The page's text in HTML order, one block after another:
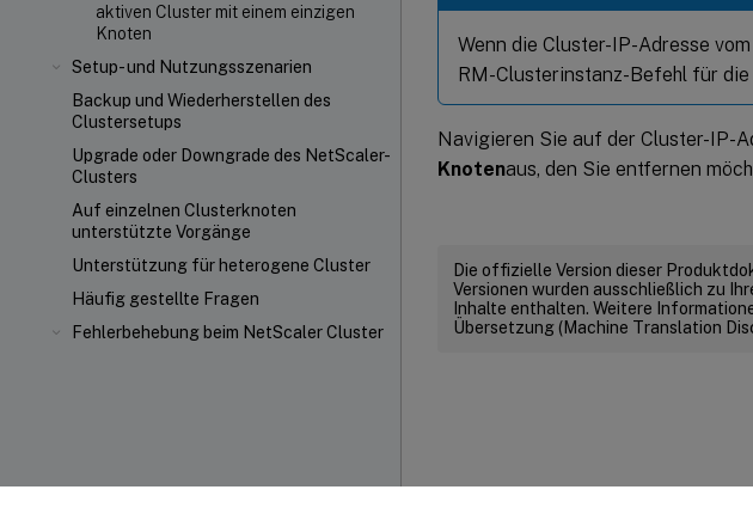
aktiven Cluster mit einem einzigen
Knoten
Setup- und Nutzungsszenarien
Backup und Wiederherstellen des
Clustersetups
Upgrade oder Downgrade des NetScaler-
Clusters
Auf einzelnen Clusterknoten
unterstützte Vorgänge
Unterstützung für heterogene Cluster
Häufig gestellte Fragen
Fehlerbehebung beim NetScaler Cluster
Wenn die Cluster-IP-Adresse
RM-Clusterinstanz-Befehl für
Navigieren Sie auf der Cluster-IP-
Knotenaus, den Sie entfernen
Die offizielle Version dieser
Versionen wurden ausschließlich zu
Inhalte enthalten. Weitere
Übersetzung (Machine Translation